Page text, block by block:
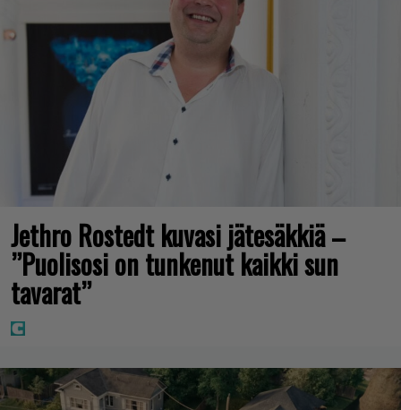
Jethro Rostedt kuvasi jätesäkkiä –
”Puolisosi on tunkenut kaikki sun
tavarat”